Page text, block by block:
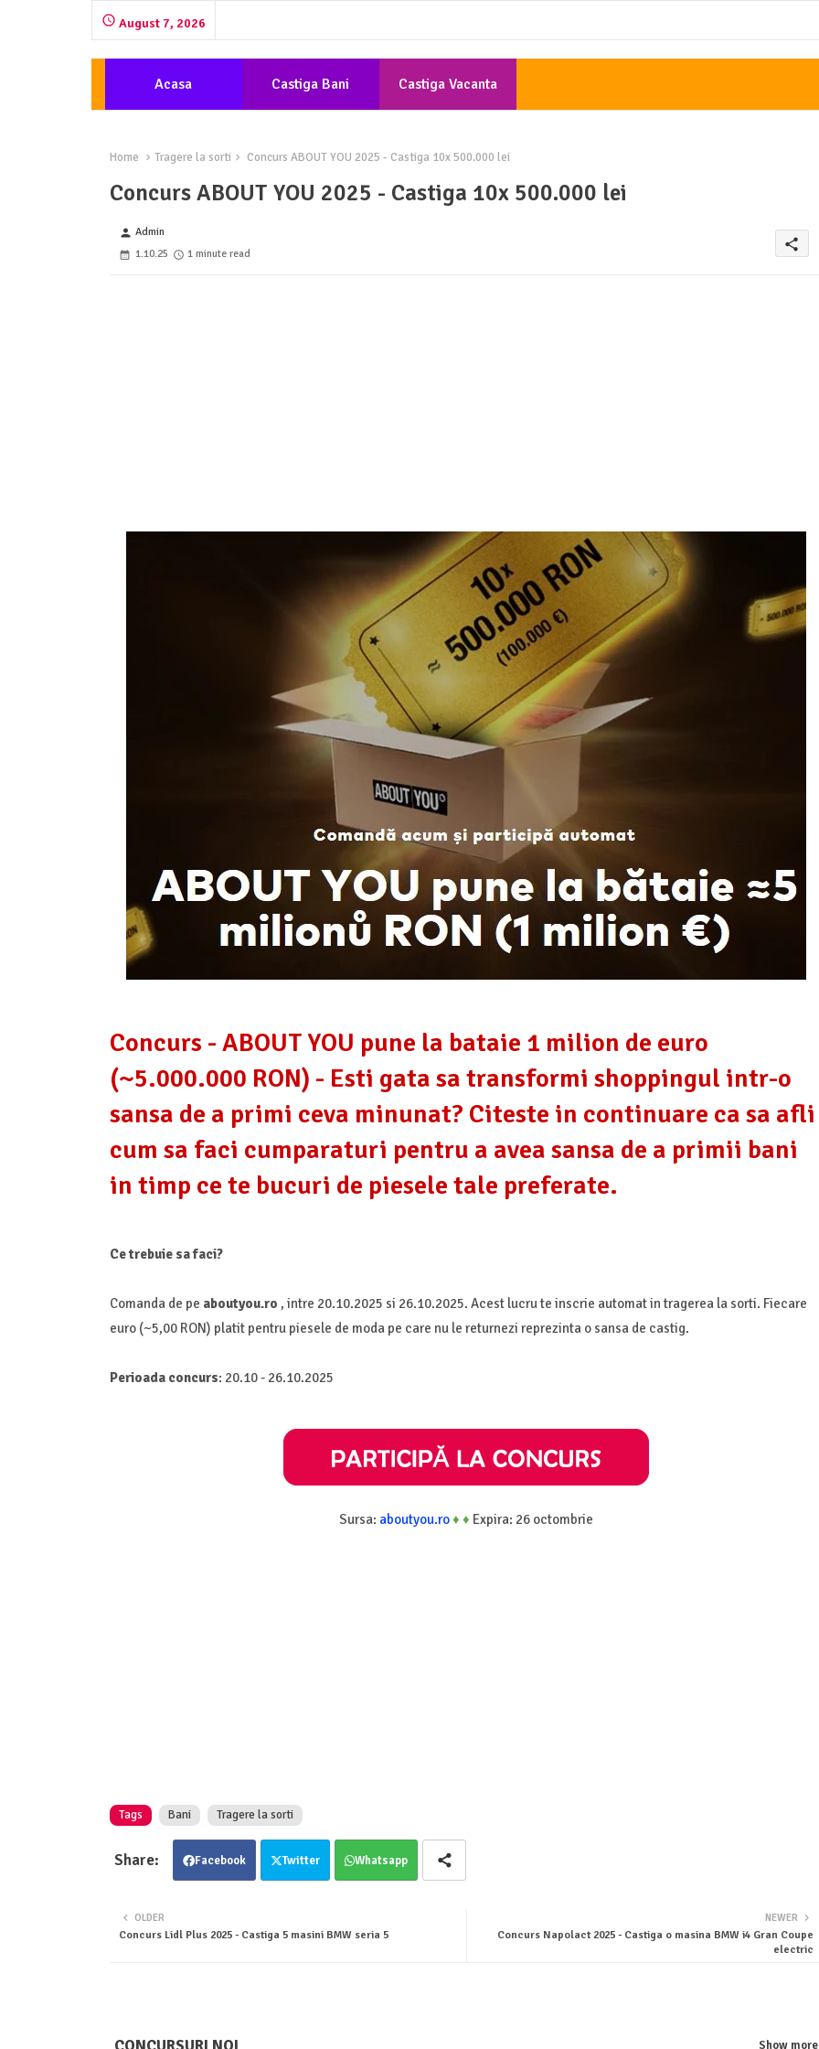
August 7, 2026
Acasa Castiga Bani Castiga Vacanta
Home Tragere la sorti Concurs ABOUT YOU 2025 - Castiga 10x 500.000 lei
Concurs ABOUT YOU 2025 - Castiga 10x 500.000 lei
person Admin
1.10.25
1 minute read
share
Concurs - ABOUT YOU pune la bataie 1 milion de euro
(~5.000.000 RON) - Esti gata sa transformi shoppingul intr-o
sansa de a primi ceva minunat? Citeste in continuare ca sa afli
cum sa faci cumparaturi pentru a avea sansa de a primii bani
in timp ce te bucuri de piesele tale preferate.
Ce trebuie sa faci?
Comanda de pe aboutyou.ro , intre 20.10.2025 si 26.10.2025. Acest lucru te inscrie automat in tragerea la sorti. Fiecare
euro (~5,00 RON) platit pentru piesele de moda pe care nu le returnezi reprezinta o sansa de castig.
Perioada concurs: 20.10 - 26.10.2025
Sursa: aboutyou.ro♦ ♦ Expira: 26 octombrie
Tags Bani Tragere la sorti
Facebook Twitter Whatsapp
NEWER
Concurs Napolact 2025 - Castiga o masina BMW i4 Gran Coupe
electric
OLDER
Concurs Lidl Plus 2025 - Castiga 5 masini BMW seria 5
Show more